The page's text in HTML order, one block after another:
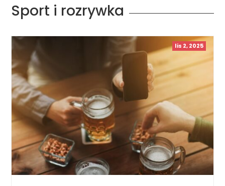
Sport i rozrywka
lis 2, 2025